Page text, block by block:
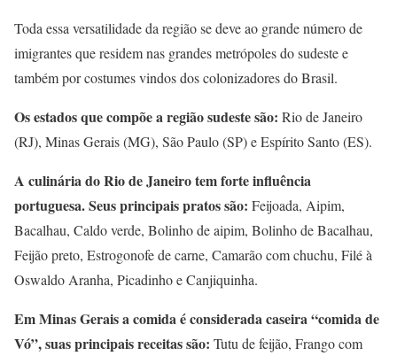
Toda essa versatilidade da região se deve ao grande número de
imigrantes que residem nas grandes metrópoles do sudeste e
também por costumes vindos dos colonizadores do Brasil.
Os estados que compõe a região sudeste são: Rio de Janeiro
(RJ), Minas Gerais (MG), São Paulo (SP) e Espírito Santo (ES).
A culinária do Rio de Janeiro tem forte influência
portuguesa. Seus principais pratos são: Feijoada, Aipim,
Bacalhau, Caldo verde, Bolinho de aipim, Bolinho de Bacalhau,
Feijão preto, Estrogonofe de carne, Camarão com chuchu, Filé à
Oswaldo Aranha, Picadinho e Canjiquinha.
Em Minas Gerais a comida é considerada caseira “comida de
Vó”, suas principais receitas são: Tutu de feijão, Frango com